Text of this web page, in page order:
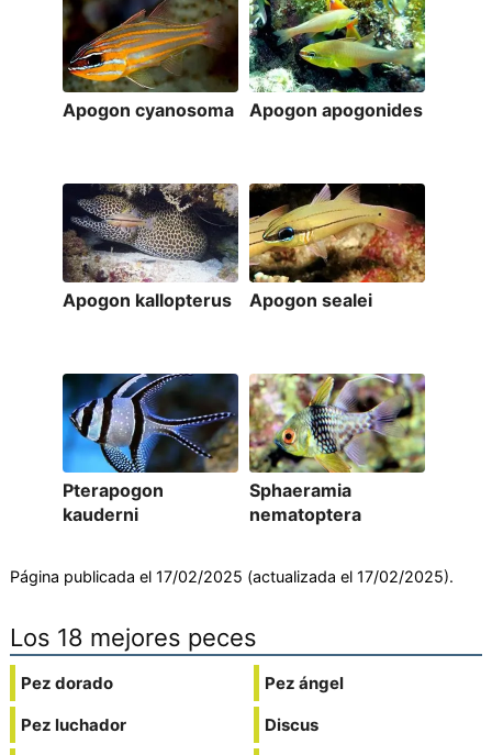
Apogon cyanosoma Apogon apogonides
Apogon kallopterus Apogon sealei
Pterapogon
kauderni
Sphaeramia
nematoptera
Página publicada el 17/02/2025 (actualizada el 17/02/2025).
Los 18 mejores peces
Pez dorado
Pez luchador
Pez ángel
Discus